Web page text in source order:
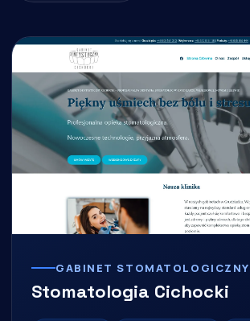
GABINET STOMATOLOGICZNY
Stomatologia Cichocki